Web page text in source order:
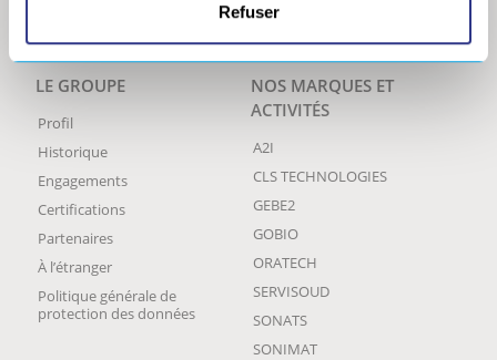
Refuser
LE GROUPE
Profil
Historique
Engagements
Certifications
Partenaires
À l’étranger
Politique générale de
protection des données
NOS MARQUES ET
ACTIVITÉS
A2I
CLS TECHNOLOGIES
GEBE2
GOBIO
ORATECH
SERVISOUD
SONATS
SONIMAT